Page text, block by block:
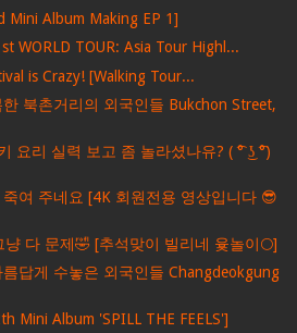
Mini Album Making EP 1]
WORLD TOUR: Asia Tour Highl...
is Crazy! [Walking Tour...
북촌거리의 외국인들 Bukchon Street,
요리 실력 보고 좀 놀라셨나유? ( ͡° ͜ʖ ͡°)
여 주네요 [4K 회원전용 영상입니다 😎
다 문제🤣 [추석맞이 빌리네 윷놀이🌕]
답게 수놓은 외국인들 Changdeokgung
Mini Album 'SPILL THE FEELS']